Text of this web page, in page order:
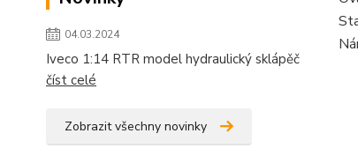
04.03.2024
Iveco 1:14 RTR model hydraulický sklápěč
číst celé
Zobrazit všechny novinky